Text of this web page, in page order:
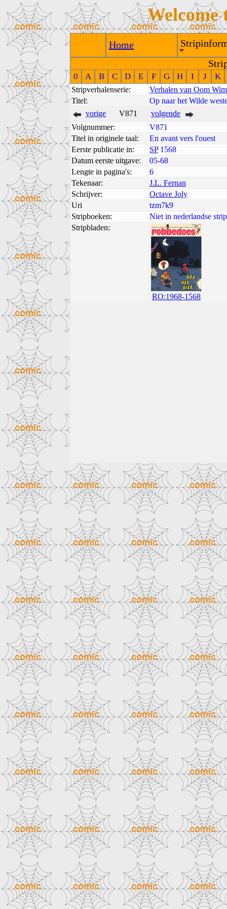
Welcome
Home
0 A B C D E F G H I J K
Stripverhalenserie:
Verhalen van Oom Wim
Titel:
Op naar het Wilde
vorige
V871
volgende
Volgnummer:
V871
Titel in originele taal:
En avant vers l'ouest
Eerste publicatie in:
SP1568
Datum eerste uitgave:
05-68
Lengte in pagina's:
6
Tekenaar:
J.L. Fernan
Schrijver:
Octave Joly
Uri
tzm7k9
Stripboeken:
Niet in nederlandse
Stripbladen:
RO:1968-1568